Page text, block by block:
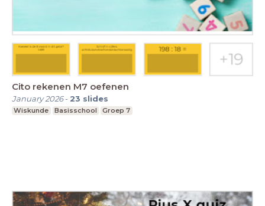
Cito rekenen M7 oefenen
January 2026- 23 slides
Wiskunde Basisschool Groep 7